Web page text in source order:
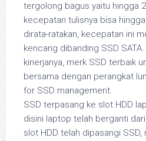
tergolong bagus yaitu hingga
kecepatan tulisnya bisa
dirata-ratakan, kecepatan ini
kencang dibanding SSD
kinerjanya, merk SSD terbaik
bersama dengan perangkat
for SSD management.
SSD terpasang ke slot HDD
disini laptop telah berganti dari
slot HDD telah dipasangi SSD,